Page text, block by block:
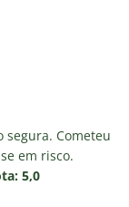
Cometeu
em risco.
5,0